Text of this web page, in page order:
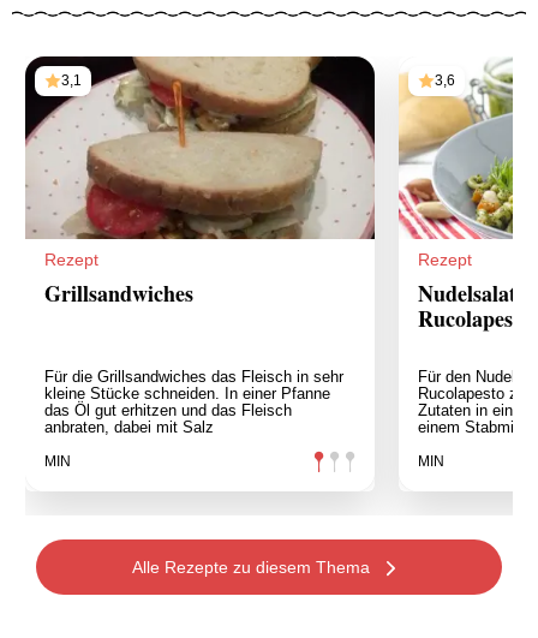
3,1
Rezept
Grillsandwiches
Für die Grillsandwiches das Fleisch in sehr
kleine Stücke schneiden. In einer Pfanne
das Öl gut erhitzen und das Fleisch
anbraten, dabei mit Salz
MIN
3,6
Rezept
Nudelsalat
Rucolapesto
Für den
Rucolapesto
Zutaten in einer
einem
MIN
Alle Rezepte zu diesem Thema